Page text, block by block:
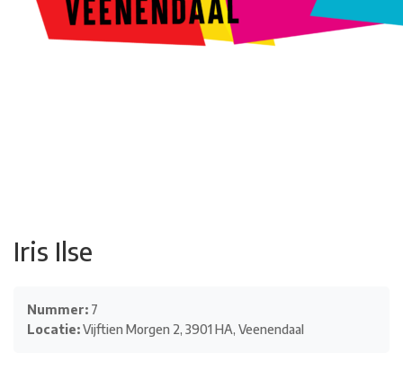
Iris Ilse
Nummer: 7
Locatie:Vijftien Morgen 2, 3901 HA, Veenendaal